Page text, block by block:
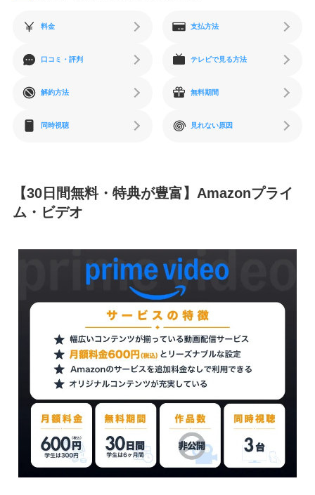
料金 支払方法
口コミ・評判 テレビで見る方法
解約方法 無料期間
同時視聴 見れない原因
【30日間無料・特典が豊富】Amazonプライ
ム・ビデオ